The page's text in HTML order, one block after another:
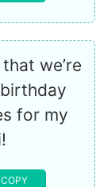
we’re
for my